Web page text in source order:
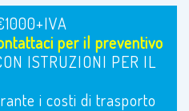
per il preventivo
ISTRUZIONI PER IL
i costi di trasporto